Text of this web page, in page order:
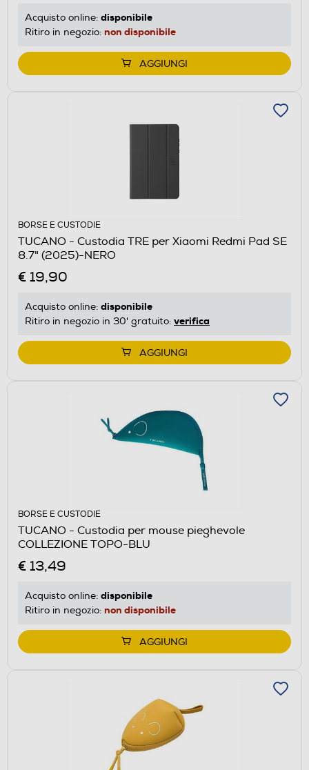
Acquisto online: disponibile
Ritiro in negozio: non disponibile
AGGIUNGI
BORSE E CUSTODIE
TUCANO - Custodia TRE per Xiaomi Redmi Pad SE
8.7" (2025)-NERO
€ 19,90
Acquisto online: disponibile
Ritiro in negozio in 30' gratuito: verifica
AGGIUNGI
BORSE E CUSTODIE
TUCANO - Custodia per mouse pieghevole
COLLEZIONE TOPO-BLU
€ 13,49
Acquisto online: disponibile
Ritiro in negozio: non disponibile
AGGIUNGI